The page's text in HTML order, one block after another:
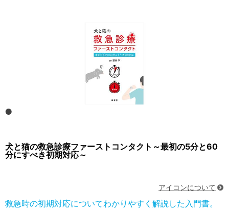
犬と猫の救急診療ファーストコンタクト～最初の5分と60
分にすべき初期対応～
アイコンについて
救急時の初期対応についてわかりやすく解説した入門書。